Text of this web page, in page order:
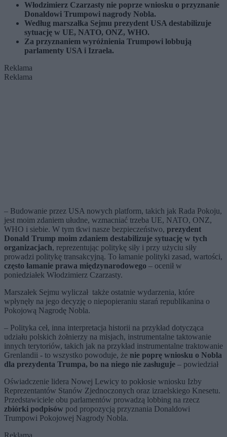
Włodzimierz Czarzasty nie poprze wniosku o przyznanie
Donaldowi Trumpowi nagrody Nobla.
Według marszałka Sejmu prezydent USA destabilizuje
sytuację w UE, NATO, ONZ, WHO.
Za przyznaniem wyróżnienia Trumpowi lobbują
parlamenty USA i Izraela.
Reklama
Reklama
– Budowanie przez USA nowych platform, takich jak Rada Pokoju,
jest moim zdaniem ułudne, wzmacniać trzeba UE, NATO, ONZ,
WHO i siebie. W tym tkwi nasze bezpieczeństwo, prezydent
Donald Trump moim zdaniem destabilizuje sytuację w tych
organizacjach, reprezentując politykę siły i przy użyciu siły
prowadzi politykę transakcyjną. To łamanie polityki zasad, wartości,
często łamanie prawa międzynarodowego – ocenił w
poniedziałek Włodzimierz Czarzasty.
Marszałek Sejmu wyliczał także ostatnie wydarzenia, które
wpłynęły na jego decyzję o niepopieraniu starań republikanina o
Pokojową Nagrodę Nobla.
– Polityka ceł, inna interpretacja historii na przykład dotycząca
udziału polskich żołnierzy na misjach, instrumentalne taktowanie
innych terytoriów, takich jak na przykład instrumentalne traktowanie
Grenlandii - to wszystko powoduje, że nie poprę wniosku o Nobla
dla prezydenta Trumpa, bo na niego nie zasługuje – powiedział
Oświadczenie lidera Nowej Lewicy to pokłosie wniosku Izby
Reprezentantów Stanów Zjednoczonych oraz izraelskiego Knesetu.
Przedstawiciele obu parlamentów prowadzą lobbing na rzecz
zbiórki podpisów pod propozycją przyznania Donaldowi
Trumpowi Pokojowej Nagrody Nobla.